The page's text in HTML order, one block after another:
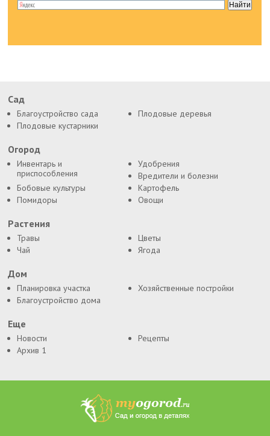
Сад
Благоустройство сада
Плодовые деревья
Плодовые кустарники
Огород
Инвентарь и
приспособления
Удобрения
Вредители и болезни
Бобовые культуры
Картофель
Помидоры
Овощи
Растения
Травы
Цветы
Чай
Ягода
Дом
Планировка участка
Хозяйственные постройки
Благоустройство дома
Еще
Новости
Рецепты
Архив 1